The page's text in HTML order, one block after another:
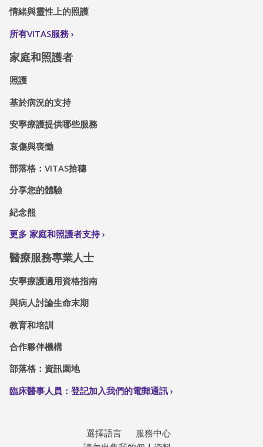
情緒與靈性上的照護
所有VITAS服務
家庭和照護者
照護
基於病況的支持
安寧療護提供哪些服務
哀傷與喪慟
部落格：VITAS拾穗
分享您的體驗
紀念熊
更多 家庭和照護者支持
醫療服務專業人士
安寧療護適用資格指南
與病人討論生命末期
教育和培訓
合作夥伴機構
部落格：資訊園地
臨床醫事人員：登記加入我們的電郵通訊
選擇語言
服務中心